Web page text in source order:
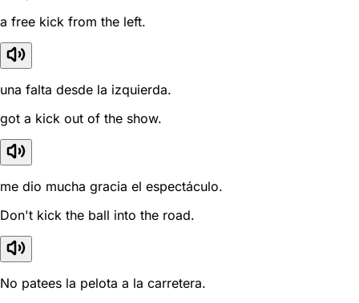
a free kick from the left.
una falta desde la izquierda.
got a kick out of the show.
me dio mucha gracia el espectáculo.
Don't kick the ball into the road.
No patees la pelota a la carretera.